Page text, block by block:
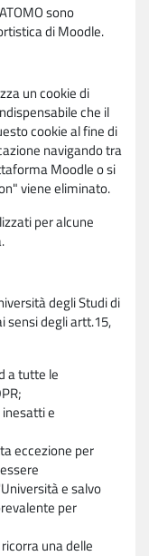
sono
di Moodle.
un cookie di
che il
cookie al fine di
navigando tra
Moodle o si
viene eliminato.
per alcune
degli Studi di
sensi degli artt.15,
a tutte le
e
eccezione per
e salvo
per
una delle